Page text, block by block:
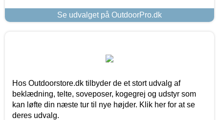
Se udvalget på OutdoorPro.dk
Hos Outdoorstore.dk tilbyder de et stort udvalg af
beklædning, telte, soveposer, kogegrej og udstyr som
kan løfte din næste tur til nye højder. Klik her for at se
deres udvalg.